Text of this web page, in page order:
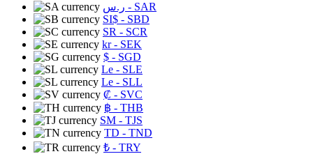
ر.س - SAR
SI$ - SBD
SR - SCR
kr- SEK
$ - SGD
Le - SLE
Le - SLL
₡ - SVC
฿ - THB
ЅМ - TJS
TD - TND
₺ - TRY